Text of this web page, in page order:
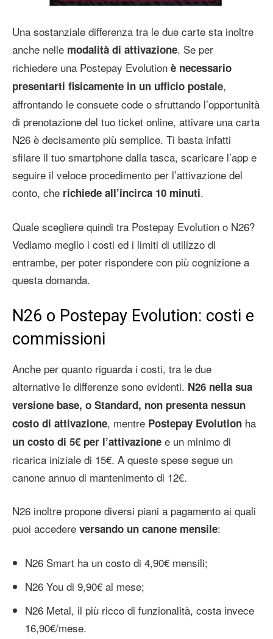
Una sostanziale differenza tra le due carte sta inoltre
anche nelle modalità di attivazione. Se per
richiedere una Postepay Evolution è necessario
presentarti fisicamente in un ufficio postale,
affrontando le consuete code o sfruttando l’opportunità
di prenotazione del tuo ticket online, attivare una carta
N26 è decisamente più semplice. Ti basta infatti
sfilare il tuo smartphone dalla tasca, scaricare l’app e
seguire il veloce procedimento per l’attivazione del
conto, che richiede all’incirca 10 minuti.
Quale scegliere quindi tra Postepay Evolution o N26?
Vediamo meglio i costi ed i limiti di utilizzo di
entrambe, per poter rispondere con più cognizione a
questa domanda.
N26 o Postepay Evolution: costi e
commissioni
Anche per quanto riguarda i costi, tra le due
alternative le differenze sono evidenti. N26 nella sua
versione base, o Standard, non presenta nessun
costo di attivazione, mentre Postepay Evolution ha
un costo di 5€ per l’attivazione e un minimo di
ricarica iniziale di 15€. A queste spese segue un
canone annuo di mantenimento di 12€.
N26 inoltre propone diversi piani a pagamento ai quali
puoi accedere versando un canone mensile:
N26 Smart ha un costo di 4,90€ mensili;
N26 You di 9,90€ al mese;
N26 Metal, il più ricco di funzionalità, costa invece
16,90€/mese.